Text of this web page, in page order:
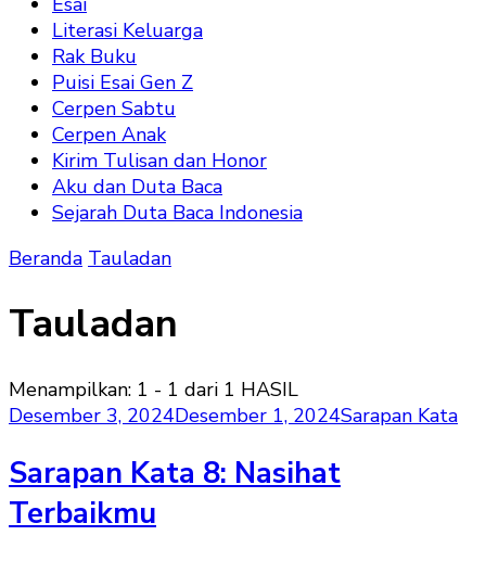
Literasi Keluarga
Rak Buku
Puisi Esai Gen Z
Cerpen Sabtu
Cerpen Anak
Kirim Tulisan dan Honor
Aku dan Duta Baca
Sejarah Duta Baca Indonesia
Beranda Tauladan
Tauladan
Menampilkan: 1 - 1 dari 1 HASIL
Desember 3, 2024Desember 1, 2024Sarapan Kata
Sarapan Kata 8: Nasihat
Terbaikmu